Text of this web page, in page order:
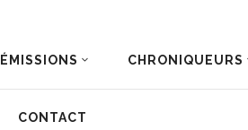
ÉMISSIONS CHRONIQUEURS
CONTACT